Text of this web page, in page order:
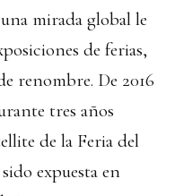
mirada global le
de ferias,
renombre. De 2016
tres años
de la Feria del
expuesta en